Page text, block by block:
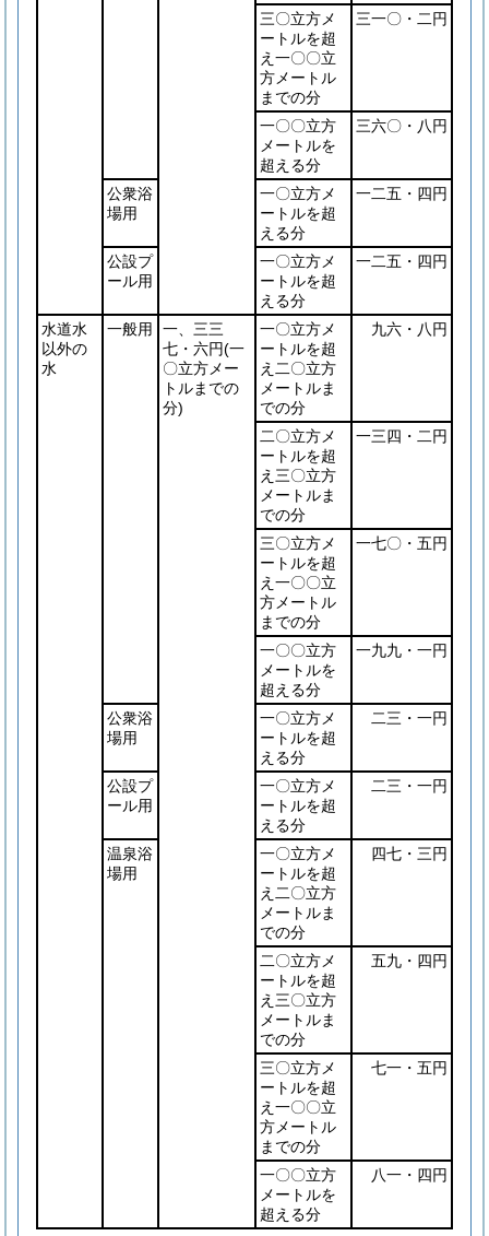
三〇立方メ
ートルを超
え一〇〇立
方メートル
までの分
三一〇・二円
一〇〇立方
メートルを
超える分
三六〇・八円
公衆浴
場用
一〇立方メ
ートルを超
える分
一二五・四円
公設プ
ール用
一〇立方メ
ートルを超
える分
一二五・四円
水道水
以外の
水
一般用
一、三三
七・六円(一
〇立方メー
トルまでの
分)
一〇立方メ
ートルを超
え二〇立方
メートルま
での分
九六・八円
二〇立方メ
ートルを超
え三〇立方
メートルま
での分
一三四・二円
三〇立方メ
ートルを超
え一〇〇立
方メートル
までの分
一七〇・五円
一〇〇立方
メートルを
超える分
一九九・一円
公衆浴
場用
一〇立方メ
ートルを超
える分
二三・一円
公設プ
ール用
一〇立方メ
ートルを超
える分
二三・一円
温泉浴
場用
一〇立方メ
ートルを超
え二〇立方
メートルま
での分
四七・三円
二〇立方メ
ートルを超
え三〇立方
メートルま
での分
五九・四円
三〇立方メ
ートルを超
え一〇〇立
方メートル
までの分
七一・五円
一〇〇立方
メートルを
超える分
八一・四円